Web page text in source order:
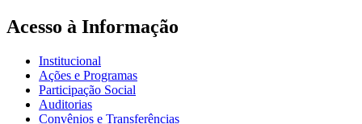
Acesso à Informação
Institucional
Ações e Programas
Participação Social
Auditorias
Convênios e Transferências